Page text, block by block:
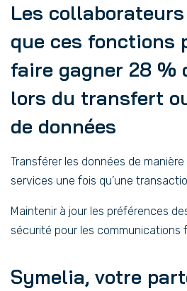
Les
que ces fonctions
faire gagner 28 %
lors du transfert
de données
Transférer les données de
services une fois qu’une
Maintenir à jour les préférences
sécurité pour les communications
Symelia, votre